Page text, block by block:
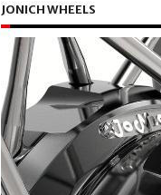
JONICH WHEELS